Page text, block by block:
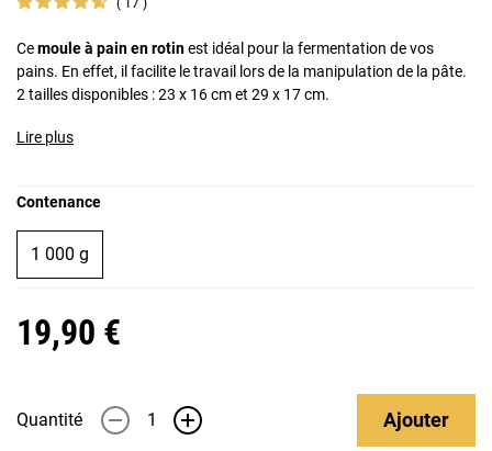
17
Cemoule à pain en rotinest idéal pour la fermentation de vos
pains. En effet, il facilite le travail lors de la manipulation de la pâte.
2 tailles disponibles : 23 x 16 cm et 29 x 17 cm.
Lire plus
Contenance
1 000 g
19,90 €
Quantité - + Ajouter